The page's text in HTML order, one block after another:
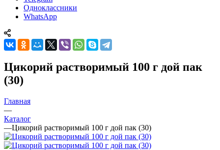
Одноклассники
WhatsApp
Цикорий растворимый 100 г дой пак
(30)
Главная
—
Каталог
—Цикорий растворимый 100 г дой пак (30)